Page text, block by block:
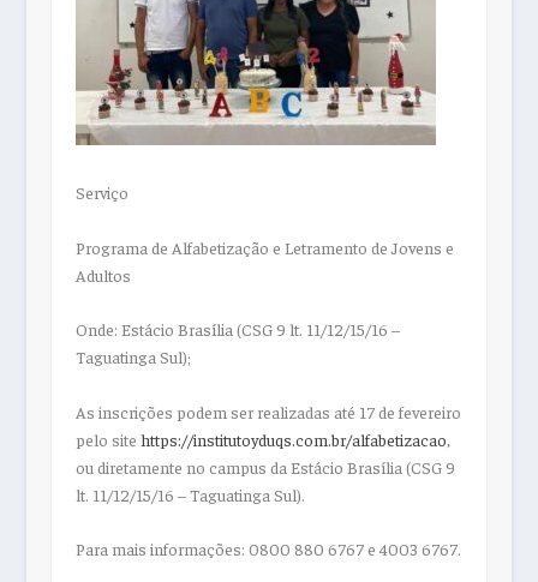
Serviço
Programa de Alfabetização e Letramento de Jovens e
Adultos
Onde: Estácio Brasília (CSG 9 lt. 11/12/15/16 –
Taguatinga Sul);
As inscrições podem ser realizadas até 17 de fevereiro
pelo site https://institutoyduqs.com.br/alfabetizacao,
ou diretamente no campus da Estácio Brasília (CSG 9
lt. 11/12/15/16 – Taguatinga Sul).
Para mais informações: 0800 880 6767 e 4003 6767.